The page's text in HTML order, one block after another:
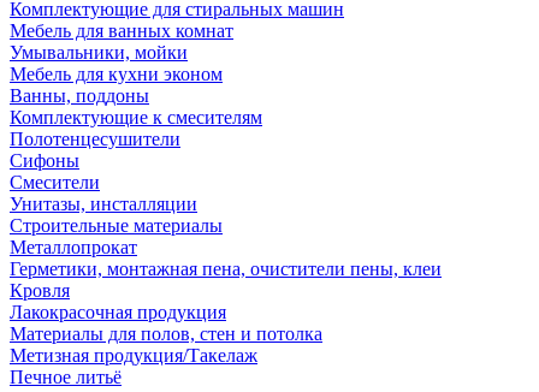
Комплектующие для стиральных машин
Мебель для ванных комнат
Умывальники, мойки
Мебель для кухни эконом
Ванны, поддоны
Комплектующие к смесителям
Полотенцесушители
Сифоны
Смесители
Унитазы, инсталляции
Строительные материалы
Металлопрокат
Герметики, монтажная пена, очистители пены, клеи
Кровля
Лакокрасочная продукция
Материалы для полов, стен и потолка
Метизная продукция/Такелаж
Печное литьё